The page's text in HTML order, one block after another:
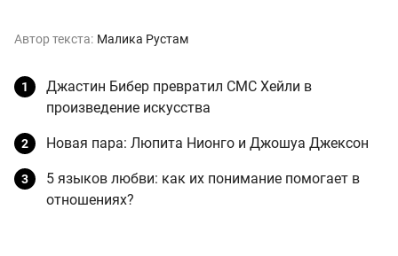
Автор текста: Малика Рустам
Джастин Бибер превратил CМС Хейли в
произведение искусства
Новая пара: Люпита Нионго и Джошуа Джексон
5 языков любви: как их понимание помогает в
отношениях?